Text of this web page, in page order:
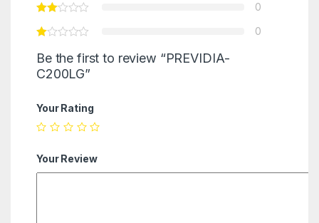
0
0
Be the first to review “PREVIDIA-
C200LG”
Your Rating
Your Review